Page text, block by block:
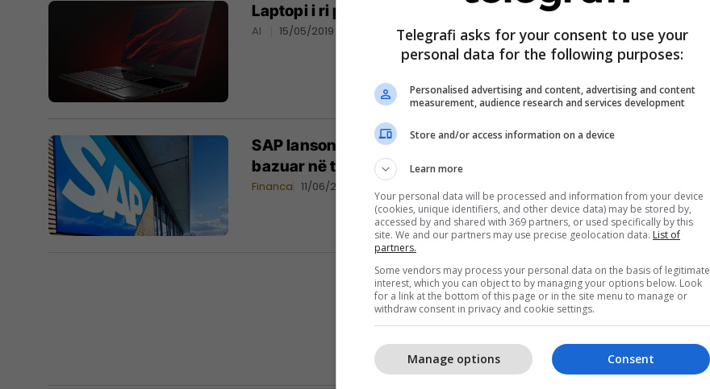
Laptopi i ri për lojëra nga HP, vjen me dy ekrane (Foto)
AI 15/05/2019
SAP lanson platformën për zhvillimin e aplikacioneve
bazuar në teknologjinë Blockchain
Financa 11/06/2018
Telegrafi asks for your consent to use your
personal data for the following purposes:
Personalised advertising and content, advertising and content
measurement, audience research and services development
Store and/or access information on a device
Learn more
Your personal data will be processed and information from your device
(cookies, unique identifiers, and other device data) may be stored by,
accessed by and shared with 369 partners, or used specifically by this
site. We and our partners may use precise geolocation data. List of
partners.
Some vendors may process your personal data on the basis of legitimate
interest, which you can object to by managing your options below. Look
for a link at the bottom of this page or in the site menu to manage or
withdraw consent in privacy and cookie settings.
Consent
Manage options